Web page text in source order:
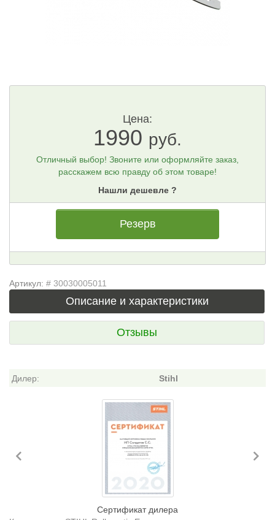
Цена:
1990 руб.
Отличный выбор! Звоните или оформляйте заказ,
расскажем всю правду об этом товаре!
Нашли дешевле ?
Резерв
Артикул: # 30030005011
Описание и характеристики
Отзывы
Дилер: Stihl
Сертификат дилера